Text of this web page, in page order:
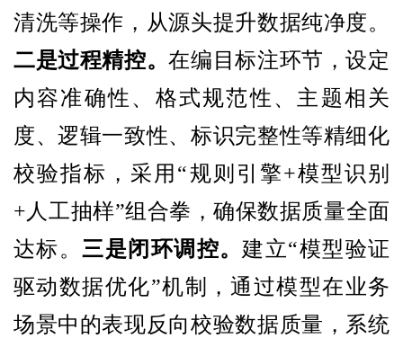
清洗等操作，从源头提升数据纯净度。
二是过程精控。在编目标注环节，设定
内容准确性、格式规范性、主题相关
度、逻辑一致性、标识完整性等精细化
校验指标，采用“规则引擎+模型识别
+人工抽样”组合拳，确保数据质量全面
达标。三是闭环调控。 建立“模型验证
驱动数据优化”机制，通过模型在业务
场景中的表现反向校验数据质量，系统